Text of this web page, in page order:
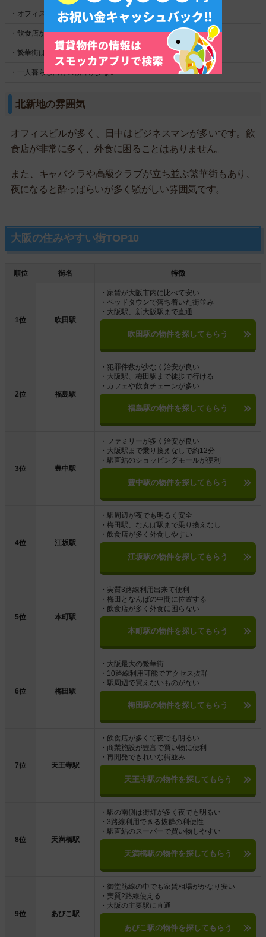
・オフィスビルが立ち並んでいる
・飲食店が多く、外食派も満足
・繁華街は酔っ払いが多く、騒がしい
・一人暮らし向けの物件が少ない
北新地の雰囲気
オフィスビルが多く、日中はビジネスマンが多いです。飲
食店が非常に多く、外食に困ることはありません。
また、キャバクラや高級クラブが立ち並ぶ繁華街もあり、
夜になると酔っぱらいが多く騒がしい雰囲気です。
大阪の住みやすい街TOP10
順位 街名 特徴
1位 吹田駅
・家賃が大阪市内に比べて安い
・ベッドタウンで落ち着いた街並み
・大阪駅、新大阪駅まで直通
吹田駅の物件を探してもらう
2位 福島駅
・犯罪件数が少なく治安が良い
・大阪駅、梅田駅まで徒歩で行ける
・カフェや飲食チェーンが多い
福島駅の物件を探してもらう
3位 豊中駅
・ファミリーが多く治安が良い
・大阪駅まで乗り換えなしで約12分
・駅直結のショッピングモールが便利
豊中駅の物件を探してもらう
4位 江坂駅
・駅周辺が夜でも明るく安全
・梅田駅、なんば駅まで乗り換えなし
・飲食店が多く外食しやすい
江坂駅の物件を探してもらう
5位 本町駅
・実質3路線利用出来て便利
・梅田となんばの中間に位置する
・飲食店が多く外食に困らない
本町駅の物件を探してもらう
6位 梅田駅
・大阪最大の繁華街
・10路線利用可能でアクセス抜群
・駅周辺で買えないものがない
梅田駅の物件を探してもらう
7位 天王寺駅
・飲食店が多くて夜でも明るい
・商業施設が豊富で買い物に便利
・再開発できれいな街並み
天王寺駅の物件を探してもらう
8位 天満橋駅
・駅の南側は街灯が多く夜でも明るい
・3路線利用できる抜群の利便性
・駅直結のスーパーで買い物しやすい
天満橋駅の物件を探してもらう
9位 あびこ駅
・御堂筋線の中でも家賃相場がかなり安い
・実質2路線使える
・大阪の主要駅に直通
あびこ駅の物件を探してもらう